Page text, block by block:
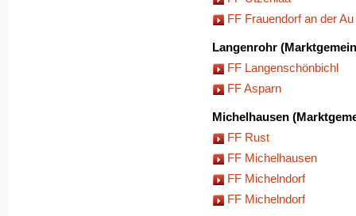
FF Frauendorf an der Au
Langenrohr
FF Langenschönbichl
FF Asparn
Michelhausen
FF Rust
FF Michelhausen
FF Michelndorf
FF Michelndorf